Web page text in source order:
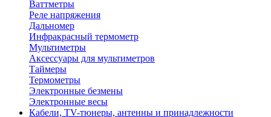
Ваттметры
Реле напряжения
Дальномер
Инфракрасный термометр
Мультиметры
Аксессуары для мультиметров
Таймеры
Термометры
Электронные безмены
Электронные весы
Кабели, TV-тюнеры, антенны и принадлежности